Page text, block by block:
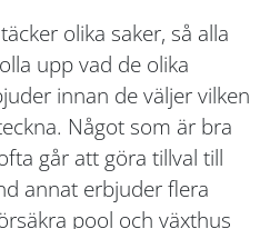
olika saker, så alla
upp vad de olika
innan de väljer vilken
Något som är bra
går att göra tillval till
annat erbjuder flera
pool och växthus